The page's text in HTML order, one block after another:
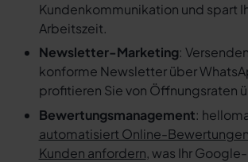
Kundenkommunikation und spart
Arbeitszeit.
Newsletter-Marketing:
konforme Newsletter über
profitieren Sie von Öffnungsraten
Bewertungsmanagement:
automatisiert Online-
Kunden anfordern, was Ihr